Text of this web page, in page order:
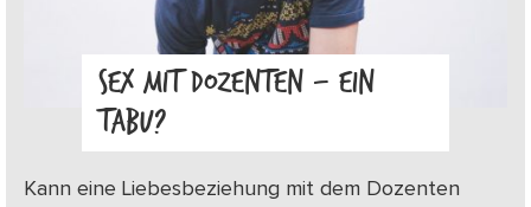
SEX MIT DOZENTEN – EIN
TABU?
Kann eine Liebesbeziehung mit dem Dozenten